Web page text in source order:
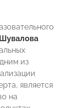
из
является
на